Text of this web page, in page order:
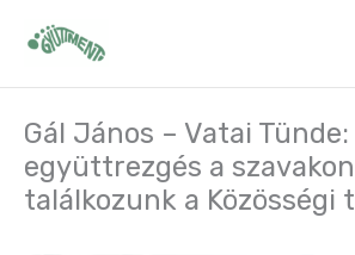
Gál János – Vatai Tünde:
együttrezgés a
találkozunk a Közösségi